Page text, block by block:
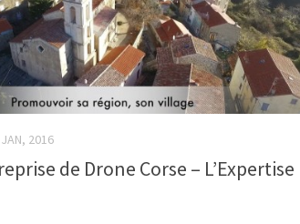
2016
de Drone Corse – L’Expertise